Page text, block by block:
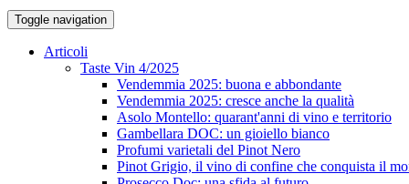
Toggle navigation
Articoli
Taste Vin 4/2025
Vendemmia 2025: buona e abbondante
Vendemmia 2025: cresce anche la qualità
Asolo Montello: quarant'anni di vino e territorio
Gambellara DOC: un gioiello bianco
Profumi varietali del Pinot Nero
Pinot Grigio, il vino di confine che conquista il